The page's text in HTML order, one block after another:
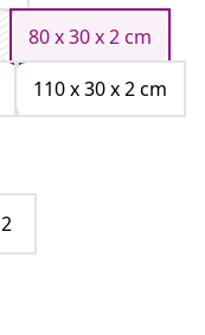
80 x 30 x 2 cm
110 x 30 x 2 cm
2